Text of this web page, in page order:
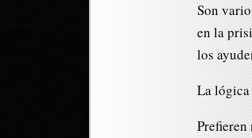
Son
en la
los
La lógica